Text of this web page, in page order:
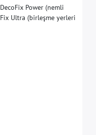
DecoFix Power (nemli
Fix Ultra (birleşme yerleri